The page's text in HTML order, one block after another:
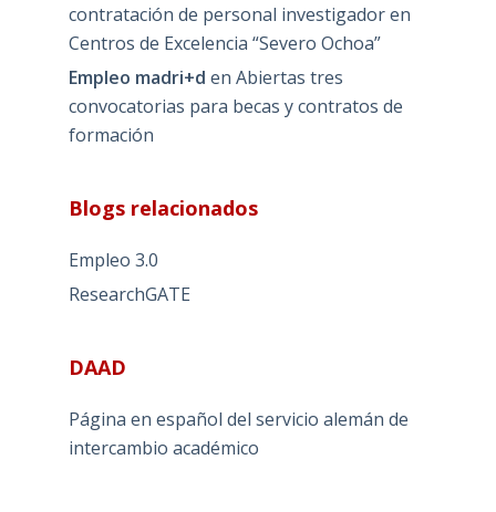
contratación de personal investigador en
Centros de Excelencia “Severo Ochoa”
Empleo madri+d en Abiertas tres
convocatorias para becas y contratos de
formación
Blogs relacionados
Empleo 3.0
ResearchGATE
DAAD
Página en español del servicio alemán de
intercambio académico